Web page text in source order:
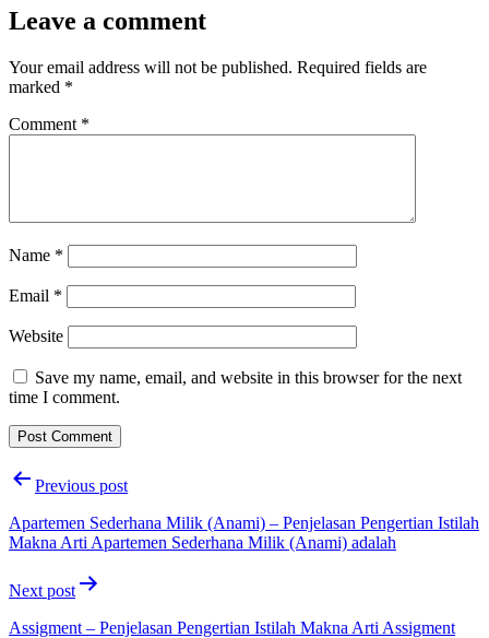
Leave a comment
Your email address will not be published. Required fields are
marked *
Comment *
Name *
Email *
Website
Save my name, email, and website in this browser for the next
time I comment.
PostPrevious post
Apartemen Sederhana Milik (Anami) – Penjelasan Pengertian Istilah
Makna Arti Apartemen Sederhana Milik (Anami) adalah
Next post
Assigment – Penjelasan Pengertian Istilah Makna Arti Assigment